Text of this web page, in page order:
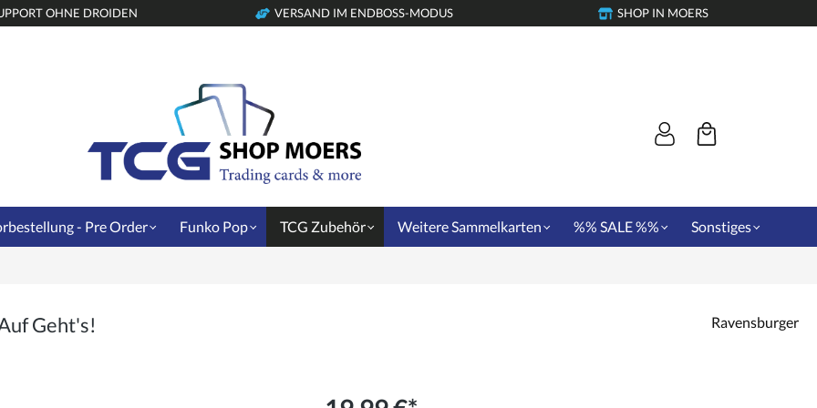
OHNE DROIDEN VERSAND IM ENDBOSS-MODUS SHOP IN MOERS
- Pre Order Funko Pop TCG Zubehör Weitere Sammelkarten %% SALE %% Sonstiges
Geht's! Ravensburger